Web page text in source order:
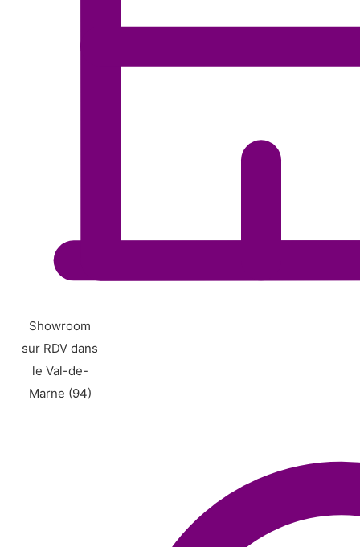
Showroom
sur RDV dans
le Val-de-
Marne (94)